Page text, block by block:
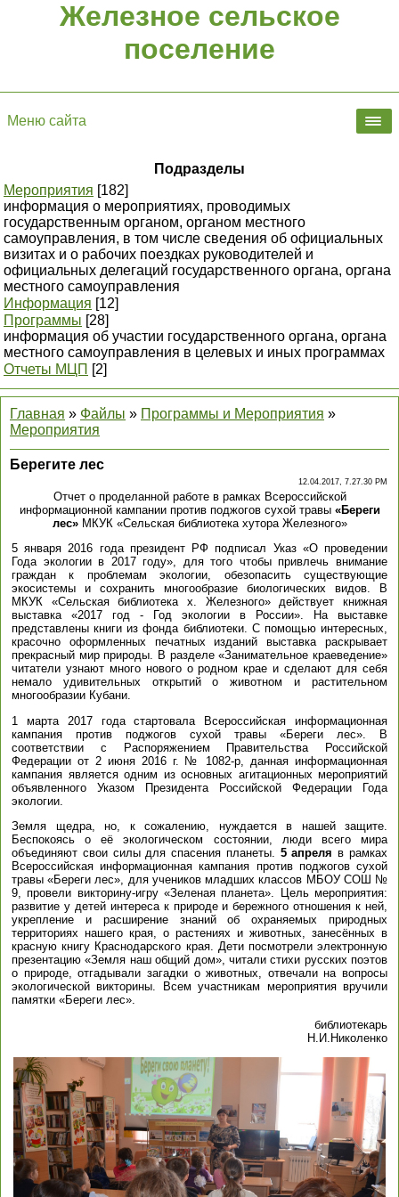
Железное сельское
поселение
Меню сайта
Подразделы
Мероприятия [182]
информация о мероприятиях, проводимых
государственным органом, органом местного
самоуправления, в том числе сведения об официальных
визитах и о рабочих поездках руководителей и
официальных делегаций государственного органа, органа
местного самоуправления
Информация [12]
Программы [28]
информация об участии государственного органа, органа
местного самоуправления в целевых и иных программах
Отчеты МЦП [2]
Главная » Файлы » Программы и Мероприятия »
Мероприятия
Берегите лес
12.04.2017, 7.27.30 PM
Отчет о проделанной работе в рамках Всероссийской
информационной кампании против поджогов сухой травы «Береги
лес»МКУК «Сельская библиотека хутора Железного»
5 января 2016 года президент РФ подписал Указ «О проведении
Года экологии в 2017 году», для того чтобы привлечь внимание
граждан к проблемам экологии, обезопасить существующие
экосистемы и сохранить многообразие биологических видов. В
МКУК «Сельская библиотека х. Железного» действует книжная
выставка «2017 год - Год экологии в России». На выставке
представлены книги из фонда библиотеки. С помощью интересных,
красочно оформленных печатных изданий выставка раскрывает
прекрасный мир природы. В разделе «Занимательное краеведение»
читатели узнают много нового о родном крае и сделают для себя
немало удивительных открытий о животном и растительном
многообразии Кубани.
1 марта 2017 года стартовала Всероссийская информационная
кампания против поджогов сухой травы «Береги лес». В
соответствии с Распоряжением Правительства Российской
Федерации от 2 июня 2016 г. № 1082-р, данная информационная
кампания является одним из основных агитационных мероприятий
объявленного Указом Президента Российской Федерации Года
экологии.
Земля щедра, но, к сожалению, нуждается в нашей защите.
Беспокоясь о её экологическом состоянии, люди всего мира
объединяют свои силы для спасения планеты. 5 апреля в рамках
Всероссийская информационная кампания против поджогов сухой
травы «Береги лес», для учеников младших классов МБОУ СОШ №
9, провели викторину-игру «Зеленая планета». Цель мероприятия:
развитие у детей интереса к природе и бережного отношения к ней,
укрепление и расширение знаний об охраняемых природных
территориях нашего края, о растениях и животных, занесённых в
красную книгу Краснодарского края. Дети посмотрели электронную
презентацию «Земля наш общий дом», читали стихи русских поэтов
о природе, отгадывали загадки о животных, отвечали на вопросы
экологической викторины. Всем участникам мероприятия вручили
памятки «Береги лес».
библиотекарь
Н.И.Николенко